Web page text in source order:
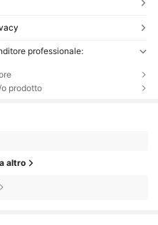
professionale:
prodotto
altro